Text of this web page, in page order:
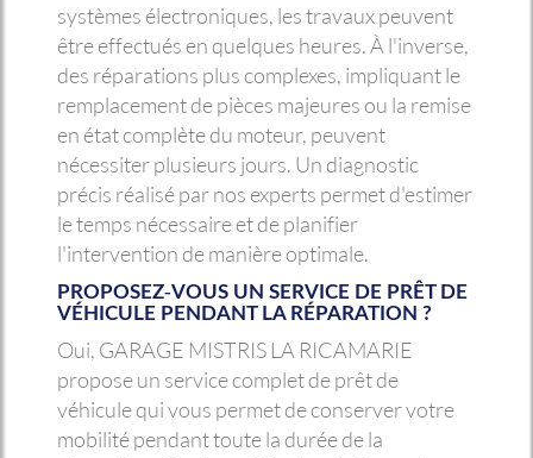
systèmes électroniques, les travaux peuvent
être effectués en quelques heures. À l'inverse,
des réparations plus complexes, impliquant le
remplacement de pièces majeures ou la remise
en état complète du moteur, peuvent
nécessiter plusieurs jours. Un diagnostic
précis réalisé par nos experts permet d'estimer
le temps nécessaire et de planifier
l'intervention de manière optimale.
PROPOSEZ-VOUS UN SERVICE DE PRÊT DE
VÉHICULE PENDANT LA RÉPARATION ?
Oui, GARAGE MISTRIS LA RICAMARIE
propose un service complet de prêt de
véhicule qui vous permet de conserver votre
mobilité pendant toute la durée de la